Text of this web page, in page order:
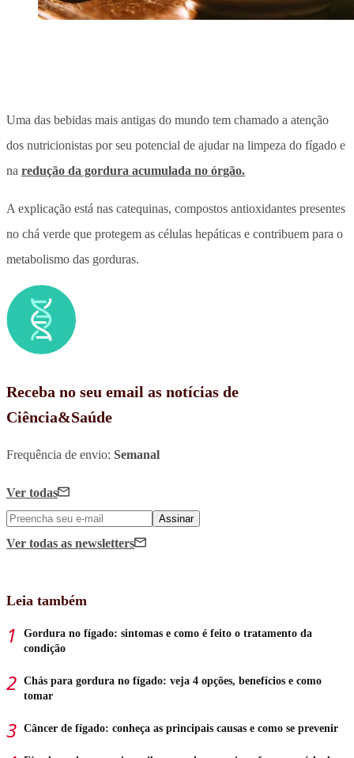
Uma das bebidas mais antigas do mundo tem chamado a atenção
dos nutricionistas por seu potencial de ajudar na limpeza do fígado e
na redução da gordura acumulada no órgão.
A explicação está nas catequinas, compostos antioxidantes presentes
no chá verde que protegem as células hepáticas e contribuem para o
metabolismo das gorduras.
Receba no seu email as notícias de
Ciência&Saúde
Frequência de envio: Semanal
Ver todas
Assinar
Ver todas as newsletters
Leia também
Gordura no fígado: sintomas e como é feito o tratamento da
condição
Chás para gordura no fígado: veja 4 opções, benefícios e como
tomar
Câncer de fígado: conheça as principais causas e como se prevenir